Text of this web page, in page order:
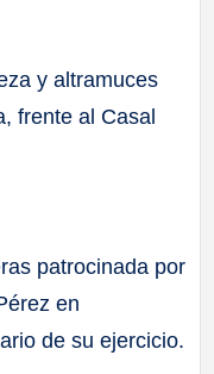
y altramuces
frente al Casal
patrocinada por
en
de su ejercicio.